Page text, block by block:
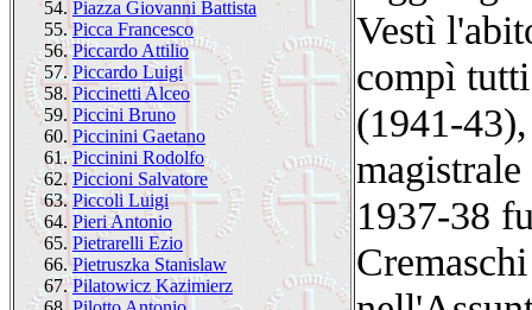
54. Piazza Giovanni Battista
55. Picca Francesco
56. Piccardo Attilio
57. Piccardo Luigi
58. Piccinetti Alceo
59. Piccini Bruno
60. Piccinini Gaetano
61. Piccinini Rodolfo
62. Piccioni Salvatore
63. Piccoli Luigi
64. Pieri Antonio
65. Pietrarelli Ezio
66. Pietruszka Stanislaw
67. Pilatowicz Kazimierz
Vestì
compì
(1941-
1937-38